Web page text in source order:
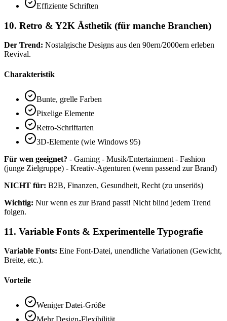
Effiziente Schriften
10. Retro & Y2K Ästhetik (für manche Branchen)
Der Trend: Nostalgische Designs aus den 90ern/2000ern erleben
Revival.
Charakteristik
Bunte, grelle Farben
Pixelige Elemente
Retro-Schriftarten
3D-Elemente (wie Windows 95)
Für wen geeignet? - Gaming - Musik/Entertainment - Fashion
(junge Zielgruppe) - Kreativ-Agenturen (wenn passend zur Brand)
NICHT für: B2B, Finanzen, Gesundheit, Recht (zu unseriös)
Wichtig: Nur wenn es zur Brand passt! Nicht blind jedem Trend
folgen.
11. Variable Fonts & Experimentelle Typografie
Variable Fonts: Eine Font-Datei, unendliche Variationen (Gewicht,
Breite, etc.).
Vorteile
Weniger Datei-Größe
Mehr Design-Flexibilität